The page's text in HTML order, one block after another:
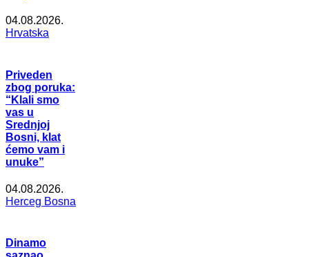
04.08.2026.
Hrvatska
Priveden
zbog poruka:
“Klali smo
vas u
Srednjoj
Bosni, klat
ćemo vam i
unuke”
04.08.2026.
Herceg Bosna
Dinamo